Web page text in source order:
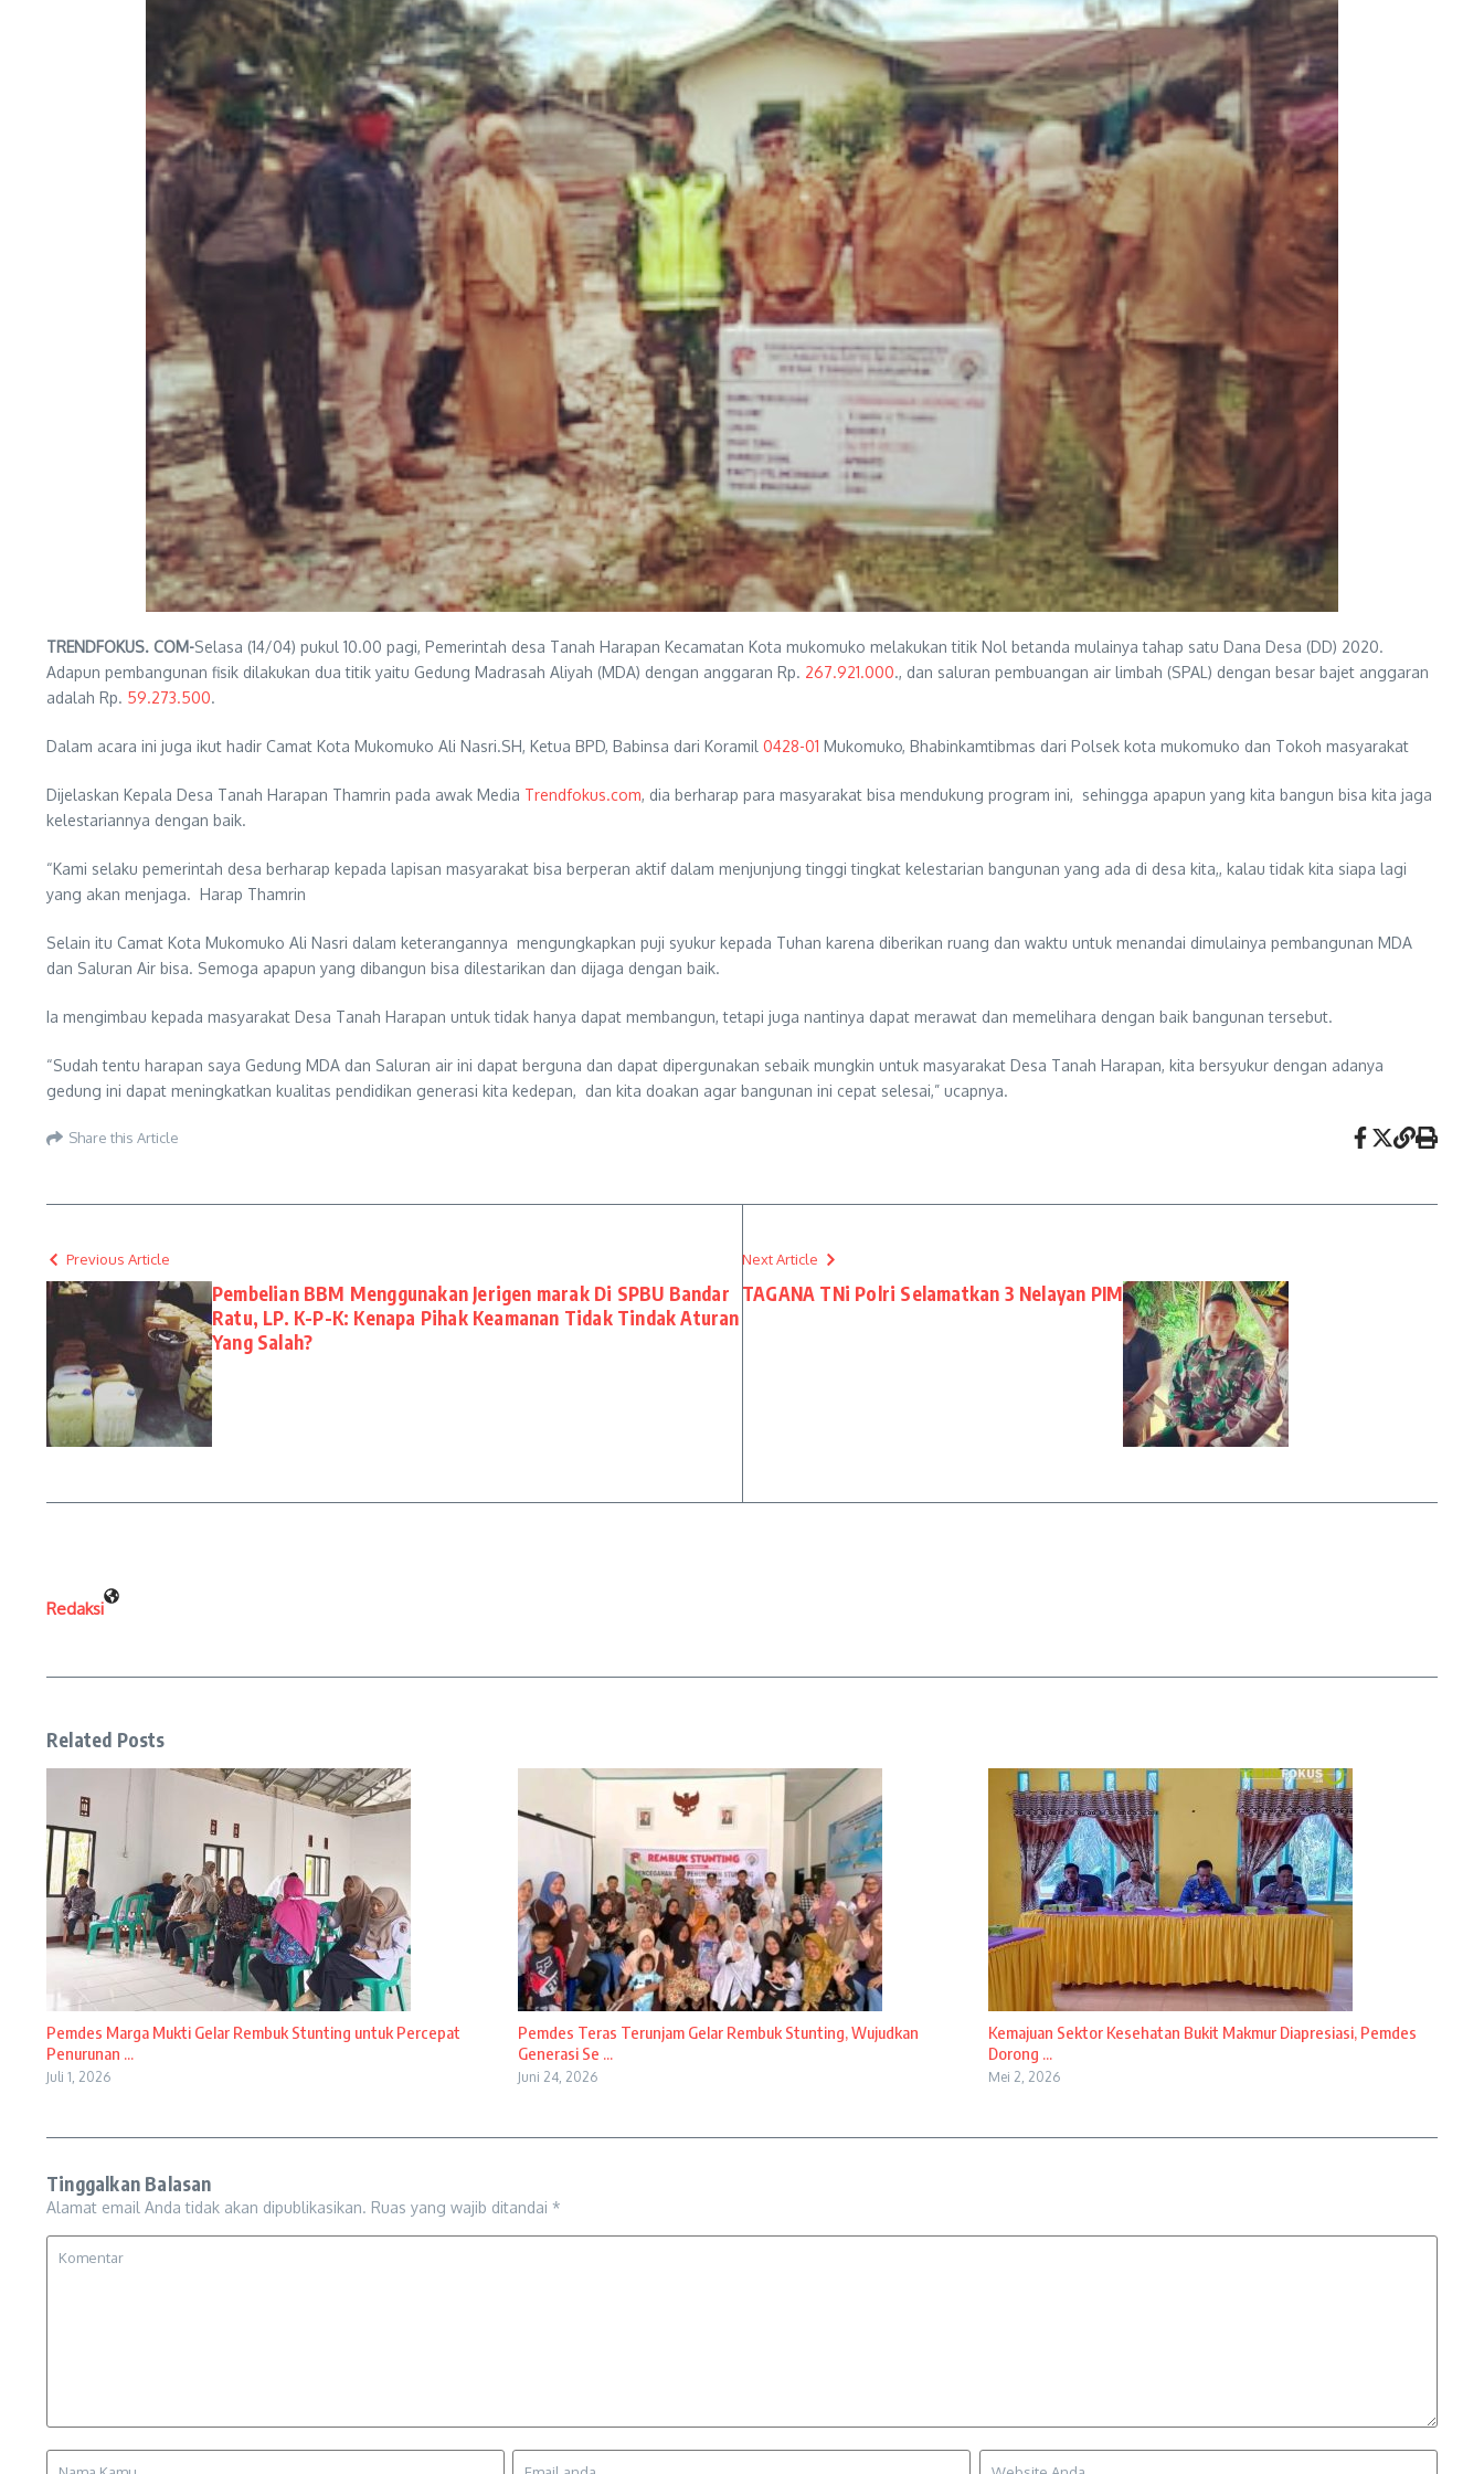
TRENDFOKUS. COM-Selasa (14/04) pukul 10.00 pagi, Pemerintah desa Tanah Harapan Kecamatan Kota mukomuko melakukan titik Nol betanda mulainya tahap satu Dana Desa (DD) 2020.
Adapun pembangunan fisik dilakukan dua titik yaitu Gedung Madrasah Aliyah (MDA) dengan anggaran Rp. 267.921.000., dan saluran pembuangan air limbah (SPAL) dengan besar bajet anggaran
adalah Rp. 59.273.500.
Dalam acara ini juga ikut hadir Camat Kota Mukomuko Ali Nasri.SH, Ketua BPD, Babinsa dari Koramil 0428-01 Mukomuko, Bhabinkamtibmas dari Polsek kota mukomuko dan Tokoh masyarakat
Dijelaskan Kepala Desa Tanah Harapan Thamrin pada awak Media Trendfokus.com, dia berharap para masyarakat bisa mendukung program ini, sehingga apapun yang kita bangun bisa kita jaga
kelestariannya dengan baik.
“Kami selaku pemerintah desa berharap kepada lapisan masyarakat bisa berperan aktif dalam menjunjung tinggi tingkat kelestarian bangunan yang ada di desa kita,, kalau tidak kita siapa lagi
yang akan menjaga. Harap Thamrin
Selain itu Camat Kota Mukomuko Ali Nasri dalam keterangannya mengungkapkan puji syukur kepada Tuhan karena diberikan ruang dan waktu untuk menandai dimulainya pembangunan MDA
dan Saluran Air bisa. Semoga apapun yang dibangun bisa dilestarikan dan dijaga dengan baik.
Ia mengimbau kepada masyarakat Desa Tanah Harapan untuk tidak hanya dapat membangun, tetapi juga nantinya dapat merawat dan memelihara dengan baik bangunan tersebut.
“Sudah tentu harapan saya Gedung MDA dan Saluran air ini dapat berguna dan dapat dipergunakan sebaik mungkin untuk masyarakat Desa Tanah Harapan, kita bersyukur dengan adanya
gedung ini dapat meningkatkan kualitas pendidikan generasi kita kedepan, dan kita doakan agar bangunan ini cepat selesai,” ucapnya.
Share this Article
Previous Article
Pembelian BBM Menggunakan Jerigen marak Di SPBU Bandar
Ratu, LP. K-P-K: Kenapa Pihak Keamanan Tidak Tindak Aturan
Yang Salah?
Next Article
TAGANA TNi Polri Selamatkan 3 Nelayan PIM
Redaksi
Related Posts
Pemdes Marga Mukti Gelar Rembuk Stunting untuk Percepat
Penurunan ...
Juli 1, 2026
Pemdes Teras Terunjam Gelar Rembuk Stunting, Wujudkan
Generasi Se ...
Juni 24, 2026
Kemajuan Sektor Kesehatan Bukit Makmur Diapresiasi, Pemdes
Dorong ...
Mei 2, 2026
Tinggalkan Balasan
Alamat email Anda tidak akan dipublikasikan. Ruas yang wajib ditandai *